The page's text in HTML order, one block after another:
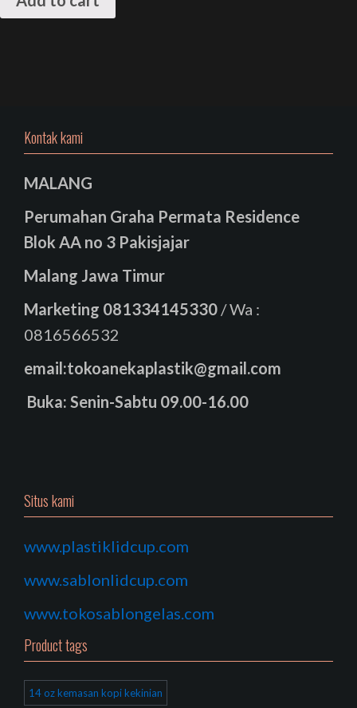
Kontak kami
MALANG
Perumahan Graha Permata Residence
Blok AA no 3 Pakisjajar
Malang Jawa Timur
Marketing 081334145330 / Wa :
0816566532
email:tokoanekaplastik@gmail.com
Buka: Senin-Sabtu 09.00-16.00
Situs kami
www.plastiklidcup.com
www.sablonlidcup.com
www.tokosablongelas.com
Product tags
14 oz kemasan kopi kekinian